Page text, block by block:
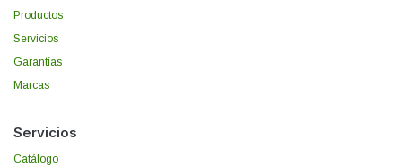
Productos
Servicios
Garantías
Marcas
Servicios
Catálogo